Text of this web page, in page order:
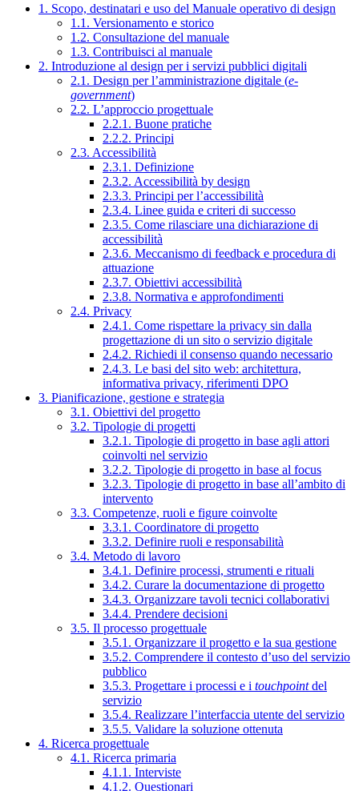
1. Scopo, destinatari e uso del Manuale operativo di design
1.1. Versionamento e storico
1.2. Consultazione del manuale
1.3. Contribuisci al manuale
2. Introduzione al design per i servizi pubblici digitali
2.1. Design per l’amministrazione digitale (e-
government)
2.2. L’approccio progettuale
2.2.1. Buone pratiche
2.2.2. Principi
2.3. Accessibilità
2.3.1. Definizione
2.3.2. Accessibilità by design
2.3.3. Principi per l’accessibilità
2.3.4. Linee guida e criteri di successo
2.3.5. Come rilasciare una dichiarazione di
accessibilità
2.3.6. Meccanismo di feedback e procedura di
attuazione
2.3.7. Obiettivi accessibilità
2.3.8. Normativa e approfondimenti
2.4. Privacy
2.4.1. Come rispettare la privacy sin dalla
progettazione di un sito o servizio digitale
2.4.2. Richiedi il consenso quando necessario
2.4.3. Le basi del sito web: architettura,
informativa privacy, riferimenti DPO
3. Pianificazione, gestione e strategia
3.1. Obiettivi del progetto
3.2. Tipologie di progetti
3.2.1. Tipologie di progetto in base agli attori
coinvolti nel servizio
3.2.2. Tipologie di progetto in base al focus
3.2.3. Tipologie di progetto in base all’ambito di
intervento
3.3. Competenze, ruoli e figure coinvolte
3.3.1. Coordinatore di progetto
3.3.2. Definire ruoli e responsabilità
3.4. Metodo di lavoro
3.4.1. Definire processi, strumenti e rituali
3.4.2. Curare la documentazione di progetto
3.4.3. Organizzare tavoli tecnici collaborativi
3.4.4. Prendere decisioni
3.5. Il processo progettuale
3.5.1. Organizzare il progetto e la sua gestione
3.5.2. Comprendere il contesto d’uso del servizio
pubblico
3.5.3. Progettare i processi e i touchpointdel
servizio
3.5.4. Realizzare l’interfaccia utente del servizio
3.5.5. Validare la soluzione ottenuta
4. Ricerca progettuale
4.1. Ricerca primaria
4.1.1. Interviste
4.1.2. Questionari